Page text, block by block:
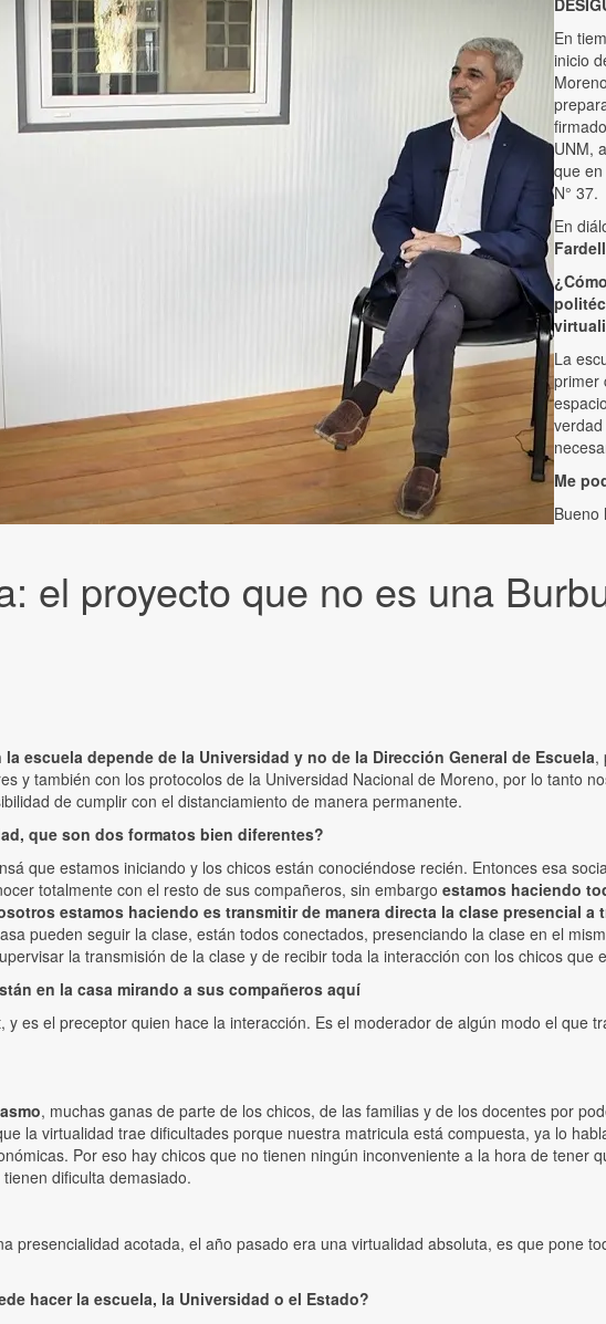
el proyecto que no es una
En
inicio
UNM,
que
N° 37.
En
La
primer
Me
Bueno
la escuela depende de la Universidad y no de la Dirección General de Escuela,
y también con los protocolos de la Universidad Nacional de Moreno, por lo tanto
de cumplir con el distanciamiento de manera permanente.
que son dos formatos bien diferentes?
que estamos iniciando y los chicos están conociéndose recién. Entonces esa
totalmente con el resto de sus compañeros, sin embargo estamos haciendo
estamos haciendo es transmitir de manera directa la clase presencial a
pueden seguir la clase, están todos conectados, presenciando la clase en el
la transmisión de la clase y de recibir toda la interacción con los chicos que
en la casa mirando a sus compañeros aquí
es el preceptor quien hace la interacción. Es el moderador de algún modo el que
, muchas ganas de parte de los chicos, de las familias y de los docentes por
la virtualidad trae dificultades porque nuestra matricula está compuesta, ya lo
Por eso hay chicos que no tienen ningún inconveniente a la hora de tener
dificulta demasiado.
presencialidad acotada, el año pasado era una virtualidad absoluta, es que pone
hacer la escuela, la Universidad o el Estado?